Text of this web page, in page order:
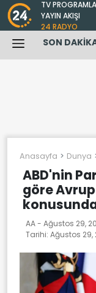
TV
YAYIN AKIŞI
24 RADYO
SON
Anasayfa Dunya
ABD'nin
göre
AA - Ağustos 29,
Tarihi: Ağustos 29,